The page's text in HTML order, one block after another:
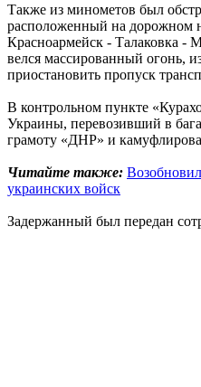
Также из минометов был
расположенный на дорожном
Красноармейск - Талаковка -
велся массированный огонь,
приостановить пропуск
В контрольном пункте
Украины, перевозивший в
грамоту «ДНР» и
Читайте также:
украинских войск
Задержанный был передан